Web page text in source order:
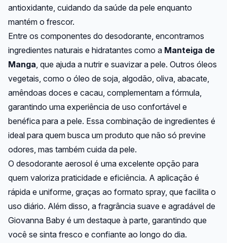
antioxidante, cuidando da saúde da pele enquanto
mantém o frescor.
Entre os componentes do desodorante, encontramos
ingredientes naturais e hidratantes como a Manteiga de
Manga, que ajuda a nutrir e suavizar a pele. Outros óleos
vegetais, como o óleo de soja, algodão, oliva, abacate,
amêndoas doces e cacau, complementam a fórmula,
garantindo uma experiência de uso confortável e
benéfica para a pele. Essa combinação de ingredientes é
ideal para quem busca um produto que não só previne
odores, mas também cuida da pele.
O desodorante aerosol é uma excelente opção para
quem valoriza praticidade e eficiência. A aplicação é
rápida e uniforme, graças ao formato spray, que facilita o
uso diário. Além disso, a fragrância suave e agradável de
Giovanna Baby é um destaque à parte, garantindo que
você se sinta fresco e confiante ao longo do dia.